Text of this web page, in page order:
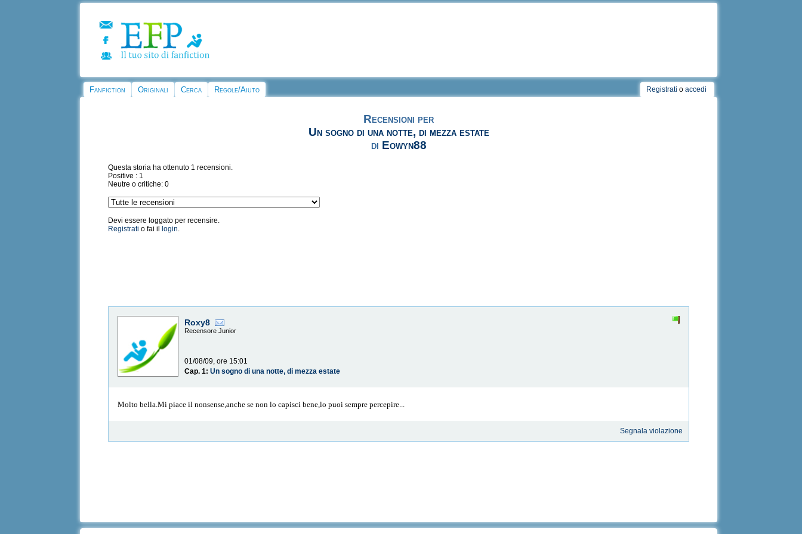
Fanfiction Originali Cerca Regole/Aiuto Registrati o accedi
Recensioni per
Un sogno di una notte, di mezza estate
di Eowyn88
Questa storia ha ottenuto 1 recensioni.
Positive : 1
Neutre o critiche: 0
Devi essere loggato per recensire.
Registrati o fai il login.
Roxy8
Recensore Junior
01/08/09, ore 15:01
Cap. 1:Un sogno di una notte, di mezza estate
Molto bella.Mi piace il nonsense,anche se non lo capisci bene,lo puoi sempre percepire...
Segnala violazione